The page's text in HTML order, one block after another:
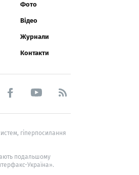
Фото
Відео
Журнали
Контакти
гіперпосилання
подальшому
Україна».